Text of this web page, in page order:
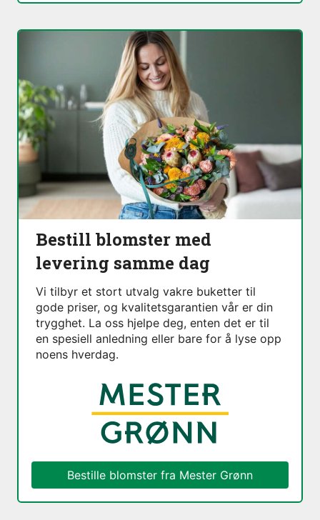
Bestill blomster med
levering samme dag
Vi tilbyr et stort utvalg vakre buketter til
gode priser, og kvalitetsgarantien vår er din
trygghet. La oss hjelpe deg, enten det er til
en spesiell anledning eller bare for å lyse opp
noens hverdag.
Bestille blomster fra Mester Grønn